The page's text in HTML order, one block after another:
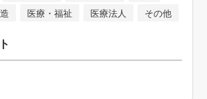
医療・福祉 医療法人 その他